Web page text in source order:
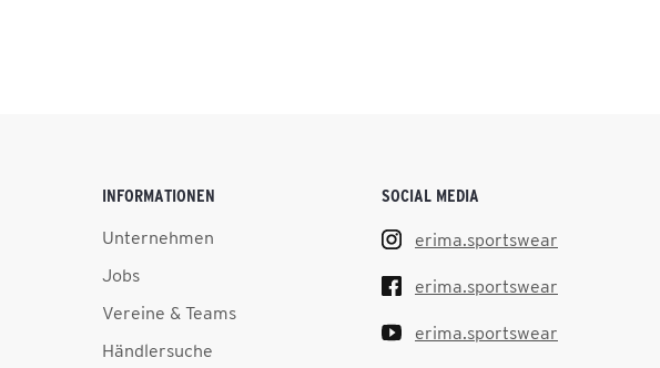
INFORMATIONEN
Unternehmen
Jobs
Vereine & Teams
Händlersuche
SOCIAL MEDIA
erima.sportswear
erima.sportswear
erima.sportswear